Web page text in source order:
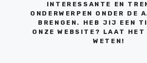
INTERESSANTE EN
ONDERWERPEN ONDER DE
BRENGEN. HEB JIJ EEN
ONZE WEBSITE? LAAT HET
WETEN!